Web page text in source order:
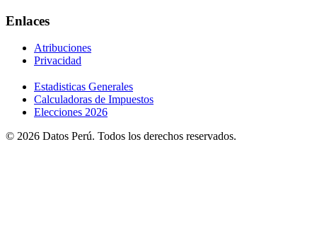
Enlaces
Atribuciones
Privacidad
Estadisticas Generales
Calculadoras de Impuestos
Elecciones 2026
© 2026 Datos Perú. Todos los derechos reservados.